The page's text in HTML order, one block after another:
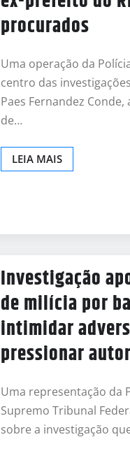
procurados
Uma operação da
centro das
Paes Fernandez
de…
LEIA MAIS
Investigação
de milícia por
intimidar
pressionar
Uma representação da
Supremo Tribunal
sobre a investigação